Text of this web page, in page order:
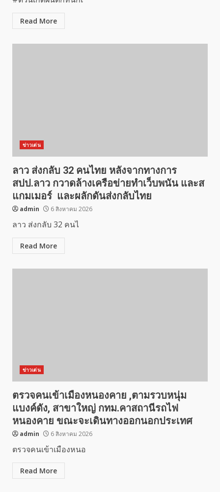
Read More
ข่าวเด่น
ลาว ส่งกลับ 32 คนไทย หลังจากทางการ
สปป.ลาว กวาดล้างเครือข่ายทำเว็บพนัน และส
แกมเมอร์ และผลักดันส่งกลับไทย
admin 6 สิงหาคม 2026
ลาว ส่งกลับ 32 คนไ
Read More
ข่าวเด่น
ตรวจคนเข้าเมืองหนองคาย ,ตามรวบหนุ่ม
แบงค์ดัง, สาขาใหญ่ กทม.คาสถานีรถไฟ
หนองคาย ขณะจะเดินทางออกนอกประเทศ
admin 6 สิงหาคม 2026
ตรวจคนเข้าเมืองหนอ
Read More